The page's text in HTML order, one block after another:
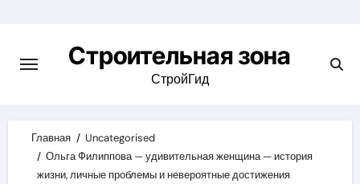
content
Строительная зона
СтройГид
Главная
Uncategorised
Ольга Филиппова — удивительная женщина — история
жизни, личные проблемы и невероятные достижения